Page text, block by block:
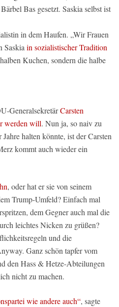
Bas gesetzt. Saskia selbst ist
in dem Haufen. „Wir Frauen
Saskiain sozialistischer Tradition
Kuchen, sondern die halbe
GeneralsekretärCarsten
werden will. Nun ja, so naiv zu
halten könnte, ist der Carsten
kommt auch wieder ein
, oder hat er sie von seinem
Trump-Umfeld? Einfach mal
dem Gegner auch mal die
leichtes Nicken zu grüßen?
und die
Ganz schön tapfer vom
den Hass & Hetze-Abteilungen
nicht zu machen.
wie andere auch“, sagte